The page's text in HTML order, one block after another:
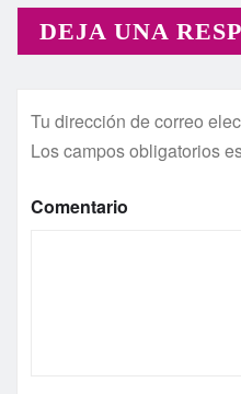
DEJA UNA
Tu dirección de correo
Los campos obligatorios
Comentario